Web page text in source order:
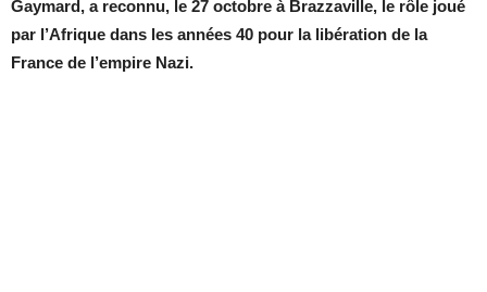
Gaymard, a reconnu, le 27 octobre à Brazzaville, le rôle joué
par l’Afrique dans les années 40 pour la libération de la
France de l’empire Nazi.